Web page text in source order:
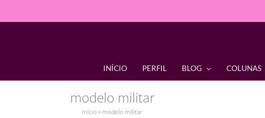
INÍCIO PERFIL BLOG COLUNAS
modelo militar
Início» modelo militar